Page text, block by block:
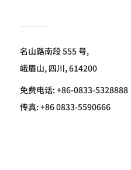
名山路南段 555 号,
峨眉山, 四川, 614200
免费电话:+86-0833-5328888
传真:+86 0833-5590666